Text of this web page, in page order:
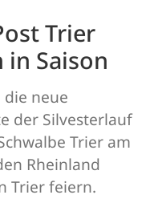
Trier
Saison
neue
der Silvesterlauf
Trier am
Rheinland
Trier feiern.